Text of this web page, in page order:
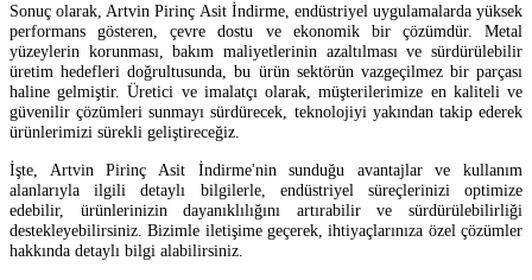
Sonuç olarak, Artvin Pirinç Asit İndirme, endüstriyel uygulamalarda yüksek
performans gösteren, çevre dostu ve ekonomik bir çözümdür. Metal
yüzeylerin korunması, bakım maliyetlerinin azaltılması ve sürdürülebilir
üretim hedefleri doğrultusunda, bu ürün sektörün vazgeçilmez bir parçası
haline gelmiştir. Üretici ve imalatçı olarak, müşterilerimize en kaliteli ve
güvenilir çözümleri sunmayı sürdürecek, teknolojiyi yakından takip ederek
ürünlerimizi sürekli geliştireceğiz.
İşte, Artvin Pirinç Asit İndirme'nin sunduğu avantajlar ve kullanım
alanlarıyla ilgili detaylı bilgilerle, endüstriyel süreçlerinizi optimize
edebilir, ürünlerinizin dayanıklılığını artırabilir ve sürdürülebilirliği
destekleyebilirsiniz. Bizimle iletişime geçerek, ihtiyaçlarınıza özel çözümler
hakkında detaylı bilgi alabilirsiniz.